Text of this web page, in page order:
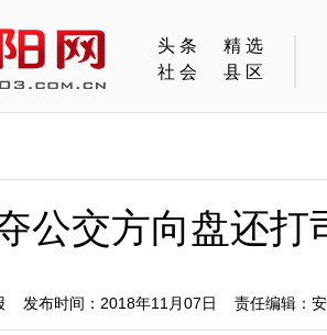
头条
精选
社会
县区
公交方向盘还打
发布时间：2018年11月07日 责任编辑：